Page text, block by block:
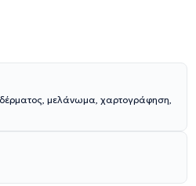
μελάνωμα, χαρτογράφηση,